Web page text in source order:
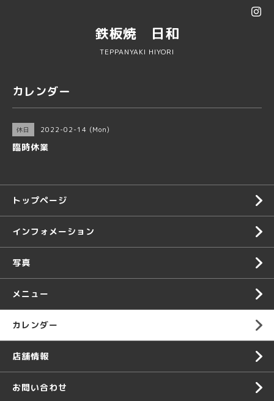
鉄板焼 日和
TEPPANYAKI HIYORI
カレンダー
休日 2022-02-14 (Mon)
臨時休業
トップページ
インフォメーション
写真
メニュー
カレンダー
店舗情報
お問い合わせ